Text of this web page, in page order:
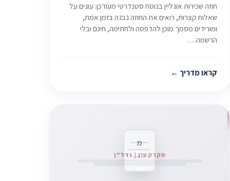
חוזה שכירות אונליין בנוסח סטנדרטי מעודכן: עונים על
שאלות קצרות, רואים את החוזה נבנה בזמן אמת,
ומורידים מסמך מוכן להדפסה ולחתימה, חינם ובלי
הרשמה.…
קראו מדריך
מ
מקרקעין | נדל"ן